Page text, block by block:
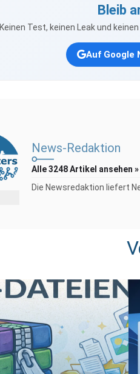
Bleib
Keinen Test, keinen Leak und
Auf Google
News-Redaktion
Alle 3248 Artikel ansehen »
Die Newsredaktion liefert